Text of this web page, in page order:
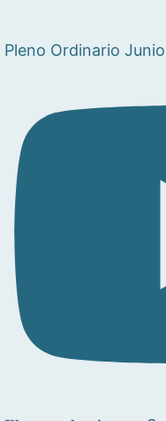
Pleno Ordinario